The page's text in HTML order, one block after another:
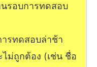
นรอบการทดสอบ
รทดสอบล่าช้า
ม่ถูกต้อง (เช่น ชื่อ